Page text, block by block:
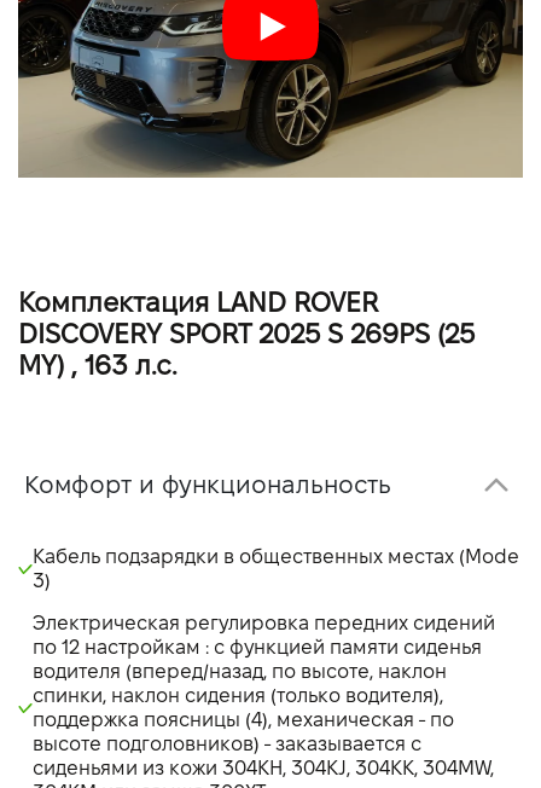
Комплектация LAND ROVER
DISCOVERY SPORT 2025 S 269PS (25
MY) , 163 л.с.
Комфорт и функциональность
Кабель подзарядки в общественных местах (Mode
3)
Электрическая регулировка передних сидений
по 12 настройкам : с функцией памяти сиденья
водителя (вперед/назад, по высоте, наклон
спинки, наклон сидения (только водителя),
поддержка поясницы (4), механическая - по
высоте подголовников) - заказывается с
сиденьями из кожи 304KH, 304KJ, 304KK, 304MW,